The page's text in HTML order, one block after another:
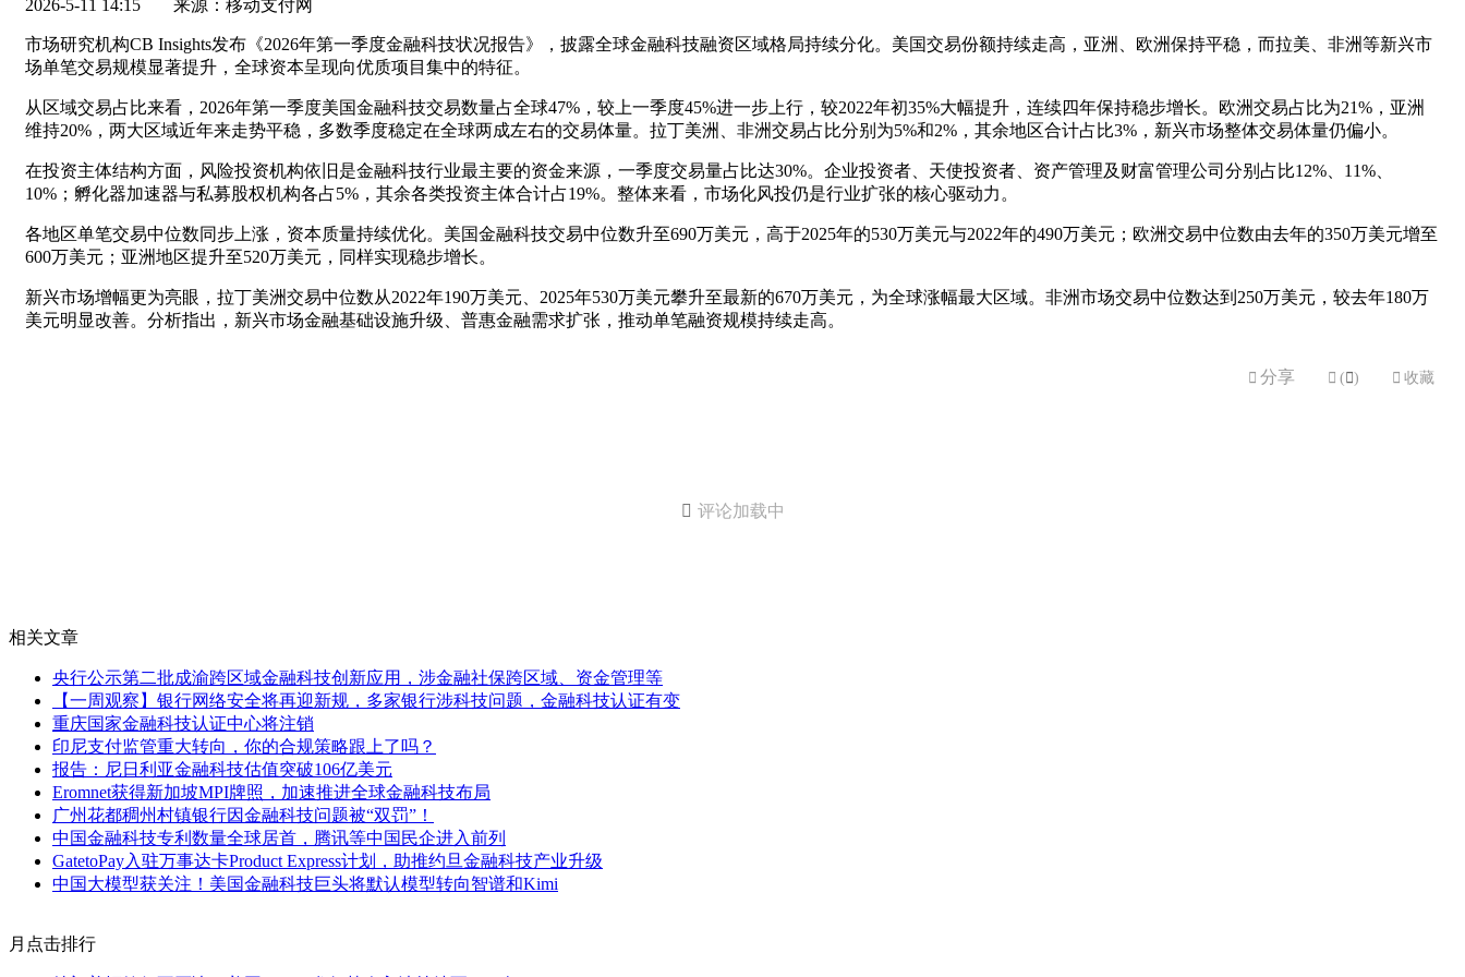
2026-5-11 14:15 来源：移动支付网
市场研究机构CB Insights发布《2026年第一季度金融科技状况报告》，披露全球金融科技融资区域格局持续分化。美国交易份额持续走高，亚洲、欧洲保持平稳，而拉美、非洲等新兴市
场单笔交易规模显著提升，全球资本呈现向优质项目集中的特征。
从区域交易占比来看，2026年第一季度美国金融科技交易数量占全球47%，较上一季度45%进一步上行，较2022年初35%大幅提升，连续四年保持稳步增长。欧洲交易占比为21%，亚洲
维持20%，两大区域近年来走势平稳，多数季度稳定在全球两成左右的交易体量。拉丁美洲、非洲交易占比分别为5%和2%，其余地区合计占比3%，新兴市场整体交易体量仍偏小。
在投资主体结构方面，风险投资机构依旧是金融科技行业最主要的资金来源，一季度交易量占比达30%。企业投资者、天使投资者、资产管理及财富管理公司分别占比12%、11%、
10%；孵化器加速器与私募股权机构各占5%，其余各类投资主体合计占19%。整体来看，市场化风投仍是行业扩张的核心驱动力。
各地区单笔交易中位数同步上涨，资本质量持续优化。美国金融科技交易中位数升至690万美元，高于2025年的530万美元与2022年的490万美元；欧洲交易中位数由去年的350万美元增至
600万美元；亚洲地区提升至520万美元，同样实现稳步增长。
新兴市场增幅更为亮眼，拉丁美洲交易中位数从2022年190万美元、2025年530万美元攀升至最新的670万美元，为全球涨幅最大区域。非洲市场交易中位数达到250万美元，较去年180万
美元明显改善。分析指出，新兴市场金融基础设施升级、普惠金融需求扩张，推动单笔融资规模持续走高。
 分享  ( )  收藏
 评论加载中
相关文章
央行公示第二批成渝跨区域金融科技创新应用，涉金融社保跨区域、资金管理等
【一周观察】银行网络安全将再迎新规，多家银行涉科技问题，金融科技认证有变
重庆国家金融科技认证中心将注销
印尼支付监管重大转向，你的合规策略跟上了吗？
报告：尼日利亚金融科技估值突破106亿美元
Eromnet获得新加坡MPI牌照，加速推进全球金融科技布局
广州花都稠州村镇银行因金融科技问题被“双罚”！
中国金融科技专利数量全球居首，腾讯等中国民企进入前列
GatetoPay入驻万事达卡Product Express计划，助推约旦金融科技产业升级
中国大模型获关注！美国金融科技巨头将默认模型转向智谱和Kimi
月点击排行